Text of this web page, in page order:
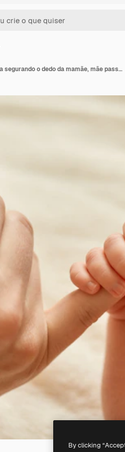
Mãe sem rosto com bebê nu, criança segurando o dedo da mamãe, mãe passando um tempo com seu filho pequeno sobre fundo claro.
By clicking